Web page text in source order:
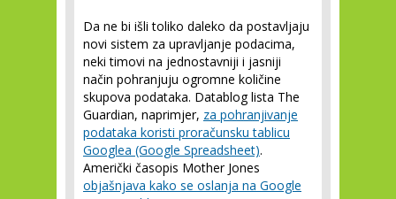
Da ne bi išli toliko daleko da postavljaju
novi sistem za upravljanje podacima,
neki timovi na jednostavniji i jasniji
način pohranjuju ogromne količine
skupova podataka. Datablog lista The
Guardian, naprimjer, za pohranjivanje
podataka koristi proračunsku tablicu
Googlea (Google Spreadsheet).
Američki časopis Mother Jones
objašnjava kako se oslanja na Google